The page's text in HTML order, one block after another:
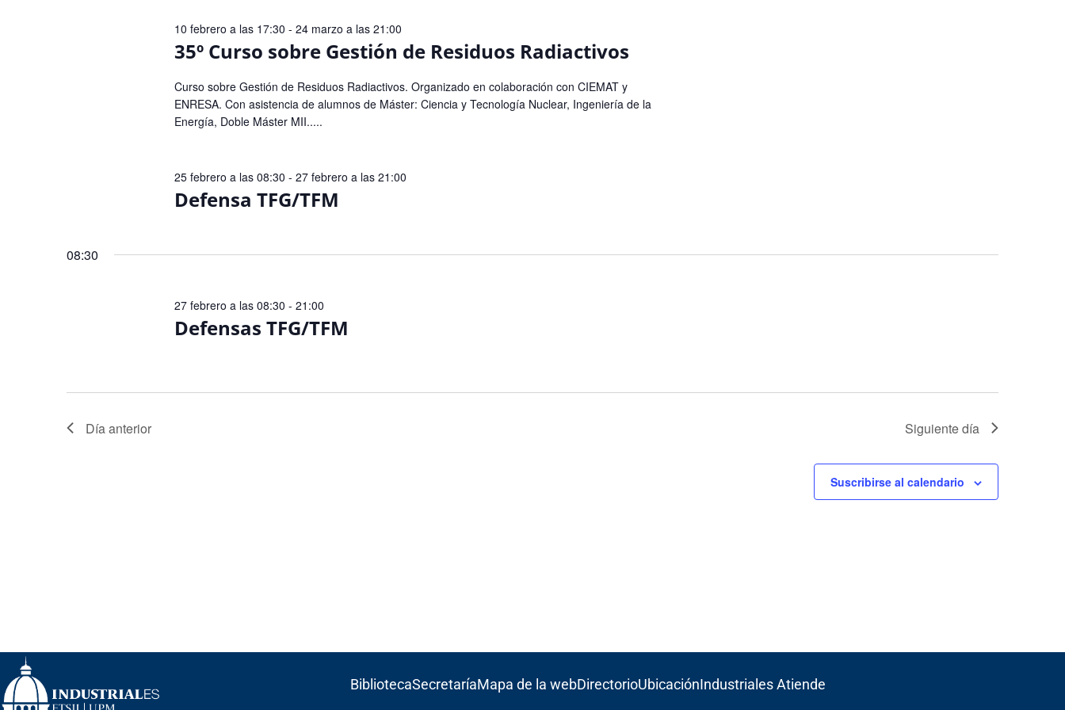
35º Curso sobre Gestión de Residuos Radiactivos
10 febrero a las 17:30 - 24 marzo a las 21:00
Curso sobre Gestión de Residuos Radiactivos. Organizado en colaboración con CIEMAT y
ENRESA. Con asistencia de alumnos de Máster: Ciencia y Tecnología Nuclear, Ingeniería de la
Energía, Doble Máster MII.....
Defensa TFG/TFM
25 febrero a las 08:30 - 27 febrero a las 21:00
08:30
Defensas TFG/TFM
27 febrero a las 08:30 - 21:00
Día anterior Siguiente día
Suscribirse al calendario
BibliotecaSecretaríaMapa de la webDirectorioUbicaciónIndustriales Atiende